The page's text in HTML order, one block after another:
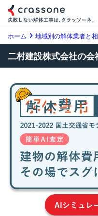
ホーム 地域別の解体業者と
二村建設株式会社の